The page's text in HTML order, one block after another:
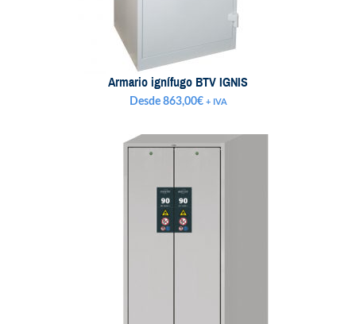
Armario ignífugo BTV IGNIS
Desde863,00€ + IVA